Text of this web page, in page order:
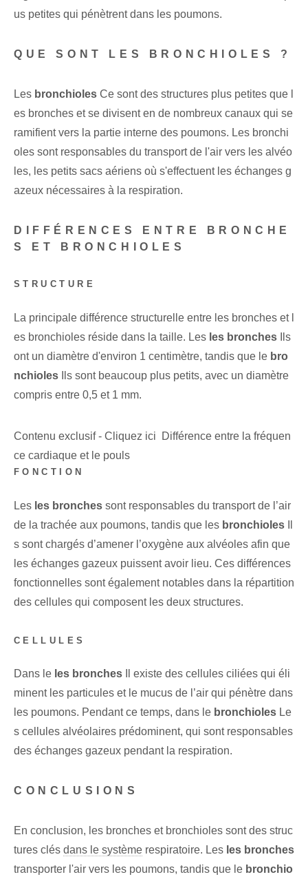
us petites qui pénètrent dans les poumons.
QUE SONT LES BRONCHIOLES ?
Les bronchioles Ce sont des structures plus petites que l
es bronches et se divisent en de nombreux canaux qui se
ramifient vers la partie interne des poumons. Les bronchi
oles sont responsables du transport de l'air vers les alvéo
les, les petits sacs aériens où s'effectuent les échanges g
azeux nécessaires à la respiration.
DIFFÉRENCES ENTRE BRONCHE
S ET BRONCHIOLES
STRUCTURE
La principale différence structurelle entre les bronches et l
es bronchioles réside dans la taille. Les les bronches Ils
ont un diamètre d'environ 1 centimètre, tandis que le bro
nchioles Ils sont beaucoup plus petits, avec un diamètre
compris entre 0,5 et 1 mm.
Contenu exclusif - Cliquez ici Différence entre la fréquen
ce cardiaque et le pouls
FONCTION
Les les bronches sont responsables du transport de l’air
de la trachée aux poumons, tandis que les bronchioles
s sont chargés d’amener l’oxygène aux alvéoles afin que
les échanges gazeux puissent avoir lieu. Ces différences
fonctionnelles sont également notables dans la répartition
des cellules qui composent les deux structures.
CELLULES
Dans le les bronches Il existe des cellules ciliées qui éli
minent les particules et le mucus de l’air qui pénètre dans
les poumons. Pendant ce temps, dans le bronchioles Le
s cellules alvéolaires prédominent, qui sont responsables
des échanges gazeux pendant la respiration.
CONCLUSIONS
En conclusion, les bronches et bronchioles sont des struc
tures clés dans le système respiratoire. Les les bronches
transporter l'air vers les poumons, tandis que le bronchio